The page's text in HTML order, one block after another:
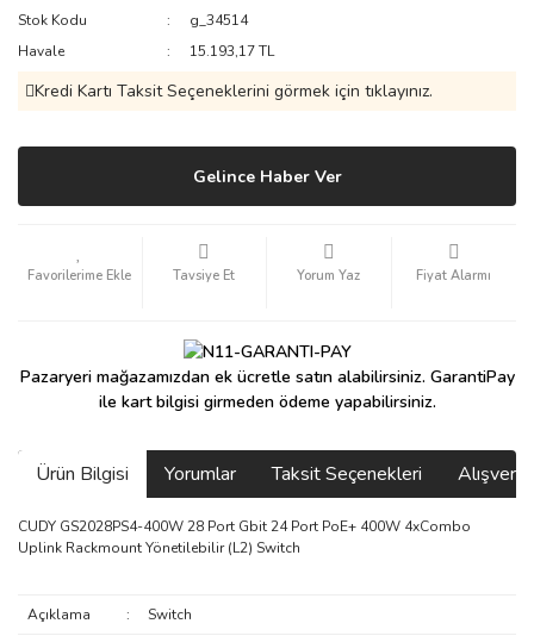
Stok Kodu
g_34514
Havale
15.193,17 TL
Kredi Kartı Taksit Seçeneklerini görmek için tıklayınız.
Gelince Haber Ver
Tavsiye Et Yorum Yaz Fiyat Alarmı
Pazaryeri mağazamızdan ek ücretle satın alabilirsiniz. GarantiPay
ile kart bilgisi girmeden ödeme yapabilirsiniz.
Ürün Bilgisi Yorumlar Taksit Seçenekleri
CUDY GS2028PS4-400W 28 Port Gbit 24 Port PoE+ 400W 4xCombo
Uplink Rackmount Yönetilebilir (L2) Switch
Açıklama : Switch